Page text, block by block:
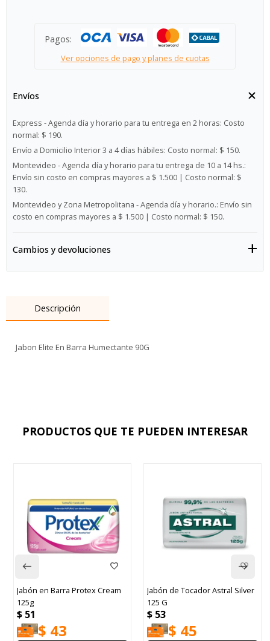
Pagos:
Ver opciones de pago y planes de cuotas
Envíos
Express - Agenda día y horario para tu entrega en 2 horas: Costo
normal: $ 190.
Envío a Domicilio Interior 3 a 4 días hábiles: Costo normal: $ 150.
Montevideo - Agenda día y horario para tu entrega de 10 a 14 hs.:
Envío sin costo en compras mayores a $ 1.500 | Costo normal: $
130.
Montevideo y Zona Metropolitana - Agenda día y horario.: Envío sin
costo en compras mayores a $ 1.500 | Costo normal: $ 150.
Cambios y devoluciones
Descripción
Jabon Elite En Barra Humectante 90G
PRODUCTOS QUE TE PUEDEN INTERESAR
Jabón en Barra Protex Cream
125g
$ 51
$ 43
Jabón de Tocador Astral Silver
125 G
$ 53
$ 45